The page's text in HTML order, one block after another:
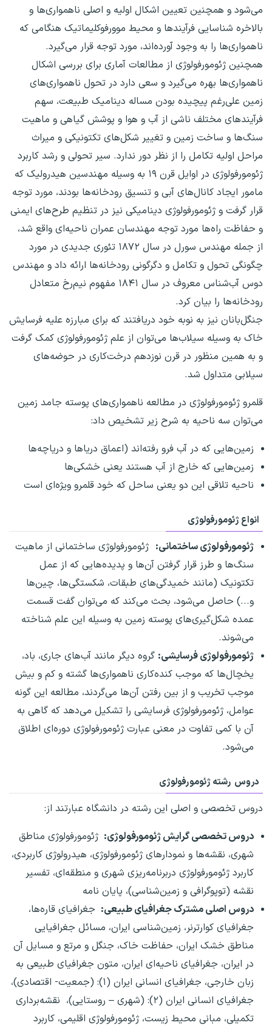
می‌شود و همچنین تعیین اشکال اولیه و اصلی ناهمواری‌ها و
بالاخره شناسایی فرآیندها و محیط موورفوکلیماتیک هنگامی که
ناهمواری‌ها را به وجود آورده‌اند، مورد توجه قرار می‌گیرد.
همچنین ژئومورفولوژی از مطالعات آماری برای بررسی اشکال
ناهمواری‌ها بهره می‌گیرد و سعی دارد در تحول ناهمواری‌های
زمین علی‌رغم پیچیده بودن مساله دینامیک طبیعت، سهم
فرآیندهای مختلف ناشی از آب و هوا و پوشش گیاهی و ماهیت
سنگ‌ها و ساخت زمین و تغییر شکل‌های تکتونیکی و میراث
مراحل اولیه تکامل را از نظر دور ندارد. سیر تحولی و رشد کاربرد
ژئومورفولوژی در اوایل قرن ۱۹ به وسیله مهندسین هیدرولیک که
مامور ایجاد کانال‌های آبی و تنسیق رودخانه‌ها بودند، مورد توجه
قرار گرفت و ژئومورفولوژی دینامیکی نیز در تنظیم طرح‌های ایمنی
و حفاظت راه‌ها مورد توجه مهندسان عمران ناحیه‌ای واقع شد،
از جمله مهندس سورل در سال ۱۸۷۲ تئوری جدیدی در مورد
چگونگی تحول و تکامل و دگرگونی رودخانه‌ها ارائه داد و مهندس
دوس آب‌شناس معروف در سال ۱۸۴۱ مفهوم نیم‌رخ متعادل
رودخانه‌ها را بیان کرد.
جنگل‌بانان نیز به نوبه خود دریافتند که برای مبارزه علیه فرسایش
خاک به وسیله سیلاب‌ها می‌توان از علم ژئومورفولوژی کمک گرفت
و به همین منظور در قرن نوزدهم درخت‌کاری در حوضه‌های
سیلابی متداول شد.
قلمرو ژئومورفولوژی در مطالعه ناهمواری‌های پوسته جامد زمین
می‌توان سه ناحیه به شرح زیر تشخیص داد:
زمین‌هایی که در آب فرو رفته‌اند (اعماق دریا‌ها و دریاچه‌ها
زمین‌هایی که خارج از آب هستند یعنی خشکی‌ها
ناحیه تلاقی این دو یعنی ساحل که خود قلمرو ویژه‌ای است
انواع ژئومورفولوژی
ژئومورفولوژی ساختمانی: ژئومورفولوژی ساختمانی از ماهیت
سنگ‌ها و طرز قرار گرفتن آن‌ها و پدیده‌هایی که از عمل
تکتونیک (مانند خمیدگی‌های طبقات، شکستگی‌ها، چین‌ها
و...) حاصل می‌شود، بحث می‌کند که می‌توان گفت قسمت
عمده شکل‌گیری‌های پوسته زمین به وسیله این علم شناخته
می‌شوند.
ژئومورفولوژی فرسایشی: گروه دیگر مانند آب‌های جاری، باد،
یخچال‌ها که موجب کنده‌کاری ناهمواری‌ها گشته و کم و بیش
موجب تخریب و از بین رفتن آن‌ها می‌گردند، مطالعه این گونه
عوامل، ژئومورفولوژی فرسایشی را تشکیل می‌دهد که گاهی به
آن با کمی تفاوت در معنی عبارت ژئومورفولوژی دوره‌ای اطلاق
می‌شود.
دروس رشته ژئومورفولوژی
دروس تخصصی و اصلی این رشته در دانشگاه عبارتند از:
دروس تخصصی گرایش ژئومورفولوژی: ژئومورفولوژی مناطق
شهری، نقشه‌ها و نمودارهای ژئومورفولوژی، هیدرولوژی کاربردی،
کاربرد ژئومورفولوژی دربرنامه‌ریزی شهری و منطقه‌ای، تفسیر
نقشه (توپوگرافی و زمین‌شناسی)، پایان نامه
دروس اصلی مشترک جغرافیای طبیعی: جغرافیای قاره‌ها،
جغرافیای کوارترنر، زمین‌شناسی ایران، مسائل جغرافیایی
مناطق خشک ایران، حفاظت خاک، جنگل و مرتع و مسایل آن
در ایران، جغرافیای ناحیه‌ای ایران، متون جغرافیای طبیعی به
زبان خارجی، جغرافیای انسانی ایران (۱): (جمعیت- اقتصادی)،
جغرافیای انسانی ایران (۲): (شهری – روستایی)، نقشه‌برداری
تکمیلی، مبانی محیط زیست، ژئومورفولوژی اقلیمی، کاربرد